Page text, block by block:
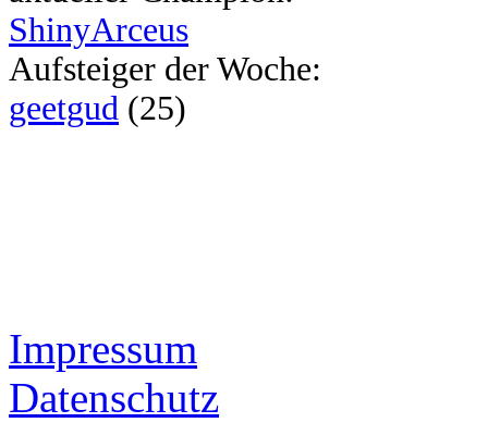
ShinyArceus
Aufsteiger der Woche:
geetgud (25)
Impressum
Datenschutz